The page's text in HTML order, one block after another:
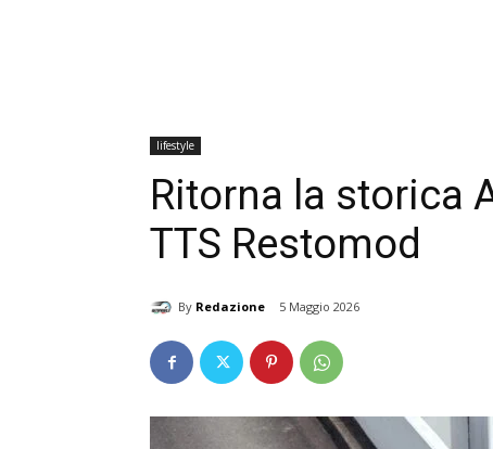
lifestyle
Ritorna la storica
TTS Restomod
By Redazione 5 Maggio 2026